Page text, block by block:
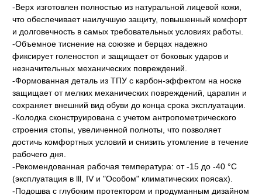
-Верх изготовлен полностью из натуральной лицевой кожи,
что обеспечивает наилучшую защиту, повышенный комфорт
и долговечность в самых требовательных условиях работы.
-Объемное тиснение на союзке и берцах надежно
фиксирует голеностоп и защищает от боковых ударов и
незначительных механических повреждений.
-Формованная деталь из ТПУ с карбон-эффектом на носке
защищает от мелких механических повреждений, царапин и
сохраняет внешний вид обуви до конца срока эксплуатации.
-Колодка сконструирована с учетом антропометрического
строения стопы, увеличенной полноты, что позволяет
достичь комфортных условий и снизить утомление в течение
рабочего дня.
-Рекомендованная рабочая температура: от -15 до -40 °C
(эксплуатация в lll, IV и "Особом" климатических поясах).
-Подошва с глубоким протектором и продуманным дизайном